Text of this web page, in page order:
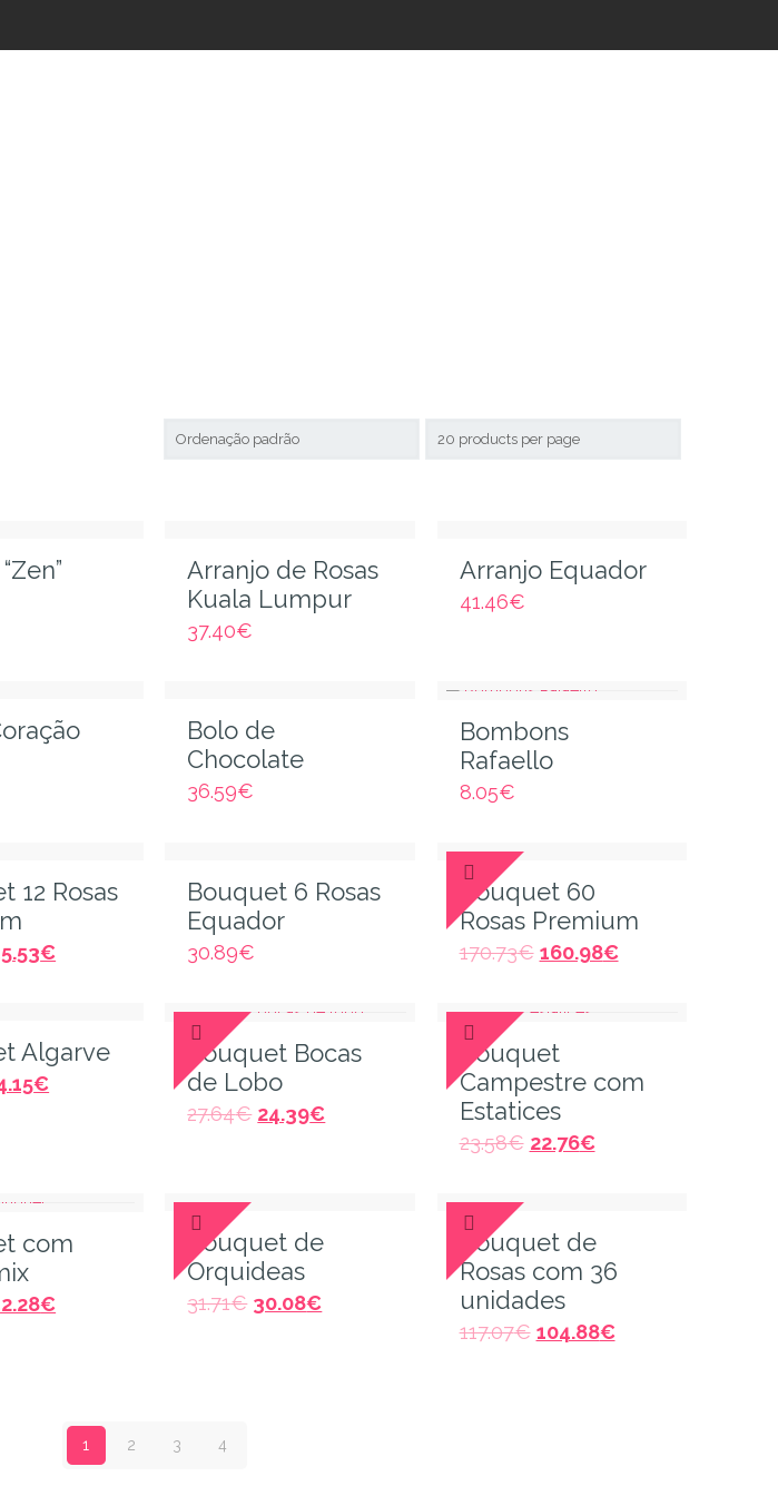
Arranjo de Rosas
Kuala Lumpur
37.40€
Arranjo Equador
41.46€
Bolo de
Chocolate
36.59€
Bombons
Rafaello
8.05€
12 Rosas
€
Bouquet 6 Rosas
Equador
30.89€
Bouquet 60
Rosas Premium
170.73€ 160.98€
Algarve
€
Bouquet Bocas
de Lobo
27.64€ 24.39€
Bouquet
Campestre com
Estatices
23.58€ 22.76€
com
€
Bouquet de
Orquideas
31.71€ 30.08€
Bouquet de
Rosas com 36
unidades
117.07€ 104.88€
1 2 3 4